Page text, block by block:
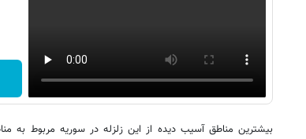
بیشترین مناطق آسیب دیده از این زلزله در سوریه مربوط